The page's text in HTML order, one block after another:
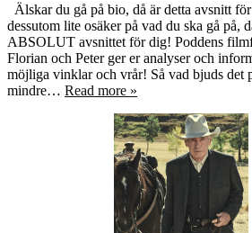
Älskar du gå på bio, då är detta avsnitt
dessutom lite osäker på vad du ska gå på,
ABSOLUT avsnittet för dig! Poddens
Florian och Peter ger er analyser och
möjliga vinklar och vrår! Så vad bjuds det
mindre… Read more »